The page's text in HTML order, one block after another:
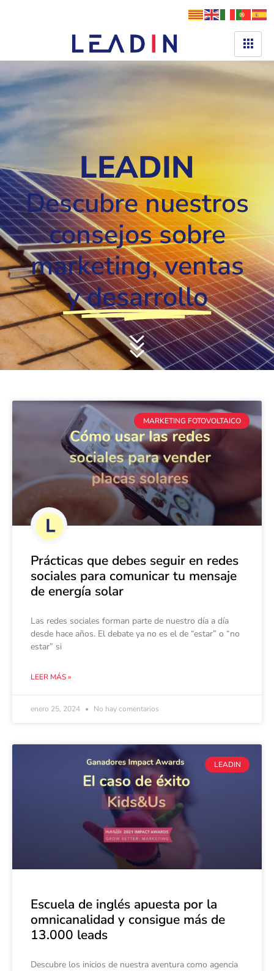
LEADIN
Descubre nuestros
consejos sobre
marketing, ventas
y desarrollo
MARKETING FOTOVOLTAICO
Prácticas que debes seguir en redes
sociales para comunicar tu mensaje
de energía solar
Las redes sociales forman parte de nuestro día a día
desde hace años. El debate ya no es el de “estar” o “no
estar” si
LEER MÁS »
enero 25, 2024 No hay comentarios
LEADIN
Escuela de inglés apuesta por la
omnicanalidad y consigue más de
13.000 leads
Descubre los inicios de nuestra aventura como agencia